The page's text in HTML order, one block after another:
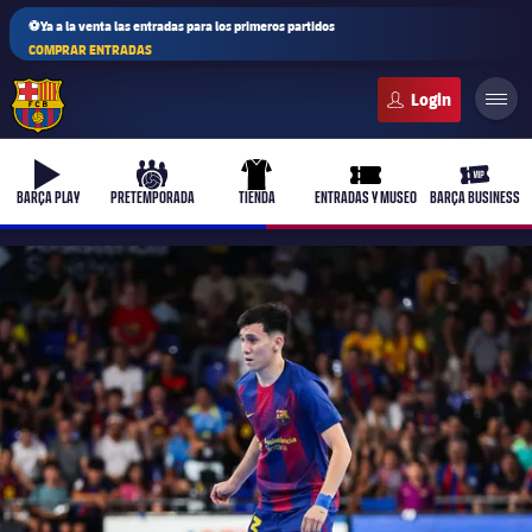
⚽Ya a la venta las entradas para los primeros partidos
COMPRAR ENTRADAS
b-play
BARÇA PLAY
culers-ball
PRETEMPORADA
uniform
TIENDA
ticket-full
ENTRADAS Y MUSEO
ticket-
BARÇA BUSINESS